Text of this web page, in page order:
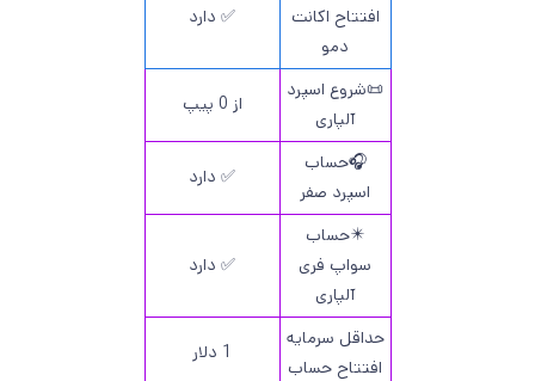
افتتاح اکانت
دمو
✅ دارد
📜شروع اسپرد
آلپاری
از 0 پیپ
🎧حساب
اسپرد صفر
✅ دارد
✴️حساب
سواپ فری
آلپاری
✅ دارد
حداقل سرمایه
افتتاح حساب
1 دلار